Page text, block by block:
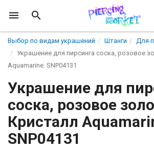
Выбор по видам украшений Штанги
Для
Украшение для пирсинга соска, розовое
Aquamarine. SNP04131
Украшение для
соска, розовое
Кристалл
SNP04131